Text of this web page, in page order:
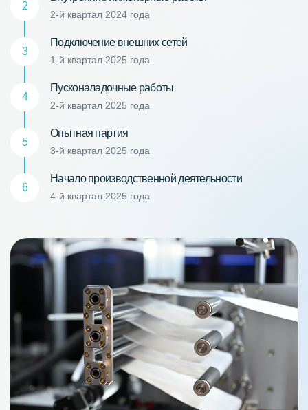
2
2-й квартал 2024 года
3
Подключение внешних сетей
1-й квартал 2025 года
4
Пусконаладочные работы
2-й квартал 2025 года
5
Опытная партия
3-й квартал 2025 года
6
Начало производственной деятельности
4-й квартал 2025 года